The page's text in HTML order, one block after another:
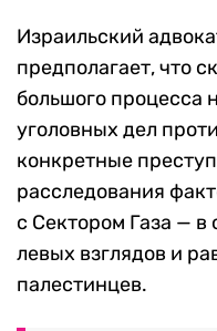
Израильский
предполагает, что
большого процесса
уголовных дел
конкретные
расследования
с Сектором Газа —
левых взглядов и
палестинцев.